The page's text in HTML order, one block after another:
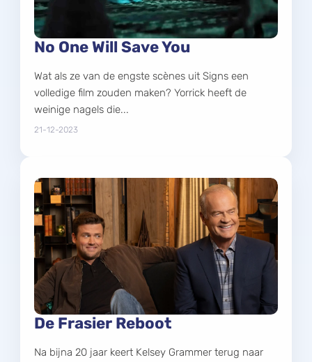
No One Will Save You
Wat als ze van de engste scènes uit Signs een
volledige film zouden maken? Yorrick heeft de
weinige nagels die...
21-12-2023
De Frasier Reboot
Na bijna 20 jaar keert Kelsey Grammer terug naar